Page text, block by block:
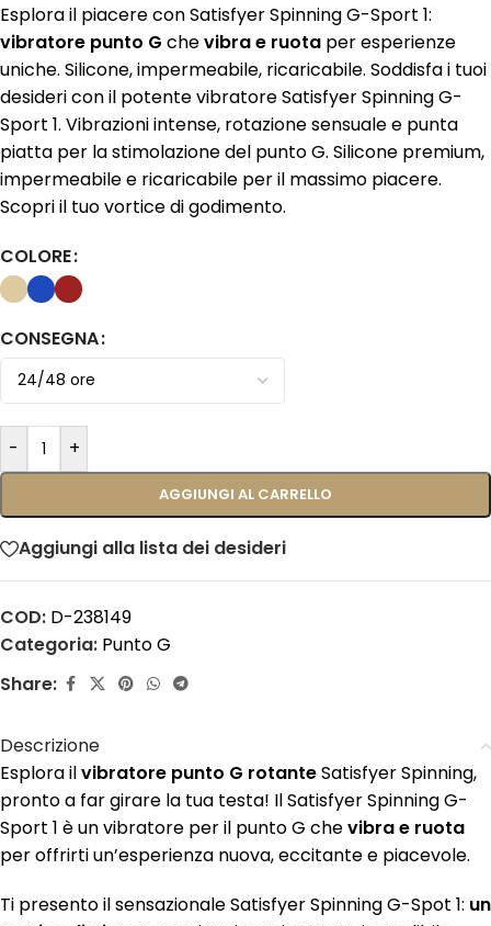
Esplora il piacere con Satisfyer Spinning G-Sport 1:
vibratore punto G chevibra e ruota per esperienze
uniche. Silicone, impermeabile, ricaricabile. Soddisfa i tuoi
desideri con il potente vibratore Satisfyer Spinning G-
Sport 1. Vibrazioni intense, rotazione sensuale e punta
piatta per la stimolazione del punto G. Silicone premium,
impermeabile e ricaricabile per il massimo piacere.
Scopri il tuo vortice di godimento.
COLORE
CONSEGNA
- +
AGGIUNGI AL CARRELLO
Aggiungi alla lista dei desideri
COD: D-238149
Categoria: Punto G
Share:
Descrizione
Esplora ilvibratore punto G rotanteSatisfyer Spinning,
pronto a far girare la tua testa! Il Satisfyer Spinning G-
Sport 1 è un vibratore per il punto G chevibra e ruota
per offrirti un’esperienza nuova, eccitante e piacevole.
Ti presento il sensazionale Satisfyer Spinning G-Spot 1: un